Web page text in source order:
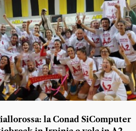
la Conad SiComputer